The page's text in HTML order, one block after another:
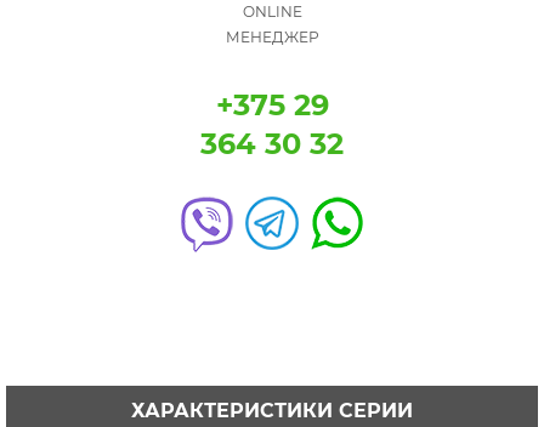
ONLINE
МЕНЕДЖЕР
+375 29
364 30 32
ХАРАКТЕРИСТИКИ СЕРИИ